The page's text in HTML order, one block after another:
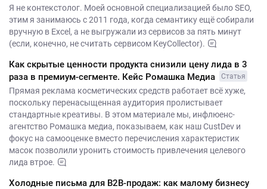
Я не контекстолог. Моей основной специализацией было SEO,
этим я занимаюсь с 2011 года, когда семантику ещё собирали
вручную в Excel, а не выгружали из сервисов за пять минут
(если, конечно, не считать сервисом KeyCollector).
Как скрытые ценности продукта снизили цену лида в 3
раза в премиум-сегменте. Кейс Ромашка Медиа
Статья
Прямая реклама косметических средств работает всё хуже,
поскольку перенасыщенная аудитория пролистывает
стандартные креативы. В этом материале мы, инфлюенс-
агентство Ромашка медиа, показываем, как наш CustDev и
фокус на самооценке вместо перечисления характеристик
масок позволили уронить стоимость привлечения целевого
лида втрое.
Холодные письма для B2B-продаж: как малому бизнесу